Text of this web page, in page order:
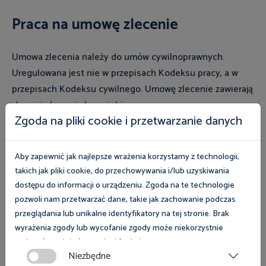
Praca na umowę zlecenie
Umowa zlecenia należy do umów cywilnoprawnych.
Uregulowana jest nie w przepisach Kodeksu pracy, a w
przepisach Kodeksu cywilnego. Umowę zlecenie zawierają
zleceniodawca i zleceniobiorca.
Przezumowę zleceniaprzyjmujący zlecenie zobowiązuje
się do dokonania określonej czynności dla dającego
zlecenie. Umowa zlecenia określana jest jako umowa
starannego działania, tak samo jak umowa o pracę. Umowa
zlecenia nie jest umową rezultatu. Zleceniobiorca jest
zobowiązany do starannego działania i dołożenia
należytej staranności w wykonywaniu czynności będących
przedmiotem zlecenia. Przykłady umowy zlecenia, np.
Zgoda na pliki cookie i przetwarzanie danych
Aby zapewnić jak najlepsze wrażenia korzystamy z technologii,
takich jak pliki cookie, do przechowywania i/lub uzyskiwania
dostępu do informacji o urządzeniu. Zgoda na te technologie
pozwoli nam przetwarzać dane, takie jak zachowanie podczas
przeglądania lub unikalne identyfikatory na tej stronie. Brak
wyrażenia zgody lub wycofanie zgody może niekorzystnie
wpłynąć na niektóre cechy i funkcje.
Niezbędne